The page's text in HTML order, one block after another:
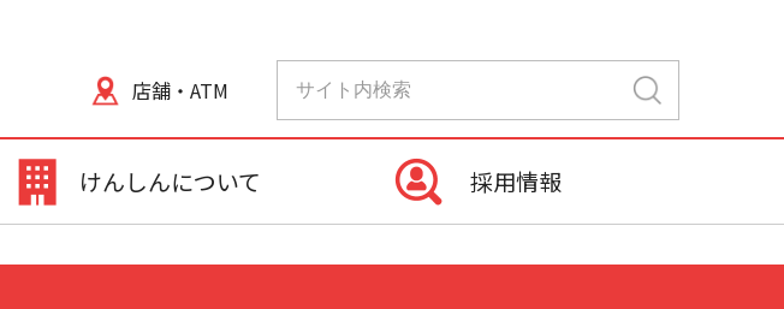
店舗・ATM
けんしんについて 採用情報